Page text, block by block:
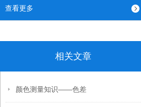
查看更多
相关文章
颜色测量知识——色差